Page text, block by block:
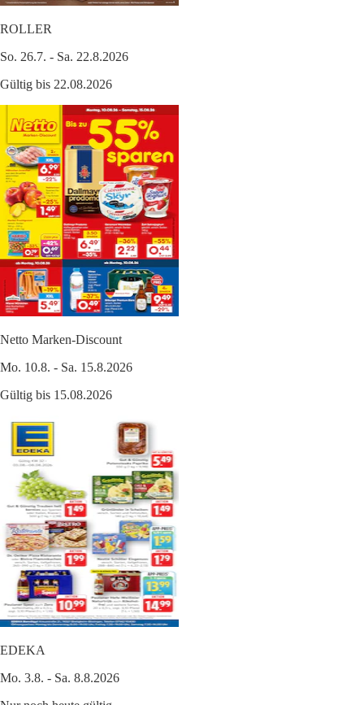
ROLLER
So. 26.7. - Sa. 22.8.2026
Gültig bis 22.08.2026
Netto Marken-Discount
Mo. 10.8. - Sa. 15.8.2026
Gültig bis 15.08.2026
EDEKA
Mo. 3.8. - Sa. 8.8.2026